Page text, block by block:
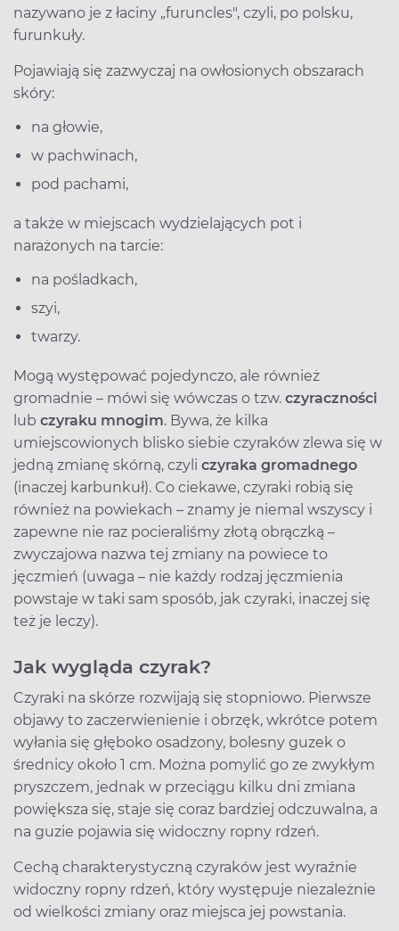
nazywano je z łaciny „furuncles", czyli, po polsku,
furunkuły.
Pojawiają się zazwyczaj na owłosionych obszarach
skóry:
na głowie,
w pachwinach,
pod pachami,
a także w miejscach wydzielających pot i
narażonych na tarcie:
na pośladkach,
szyi,
twarzy.
Mogą występować pojedynczo, ale również
gromadnie – mówi się wówczas o tzw. czyraczności
lub czyraku mnogim. Bywa, że kilka
umiejscowionych blisko siebie czyraków zlewa się w
jedną zmianę skórną, czyli czyraka gromadnego
(inaczej karbunkuł). Co ciekawe, czyraki robią się
również na powiekach – znamy je niemal wszyscy i
zapewne nie raz pocieraliśmy złotą obrączką –
zwyczajowa nazwa tej zmiany na powiece to
jęczmień (uwaga – nie każdy rodzaj jęczmienia
powstaje w taki sam sposób, jak czyraki, inaczej się
też je leczy).
Jak wygląda czyrak?
Czyraki na skórze rozwijają się stopniowo. Pierwsze
objawy to zaczerwienienie i obrzęk, wkrótce potem
wyłania się głęboko osadzony, bolesny guzek o
średnicy około 1 cm. Można pomylić go ze zwykłym
pryszczem, jednak w przeciągu kilku dni zmiana
powiększa się, staje się coraz bardziej odczuwalna, a
na guzie pojawia się widoczny ropny rdzeń.
Cechą charakterystyczną czyraków jest wyraźnie
widoczny ropny rdzeń, który występuje niezależnie
od wielkości zmiany oraz miejsca jej powstania.